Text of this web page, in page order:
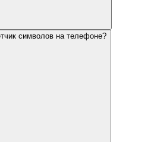
символов на телефоне?